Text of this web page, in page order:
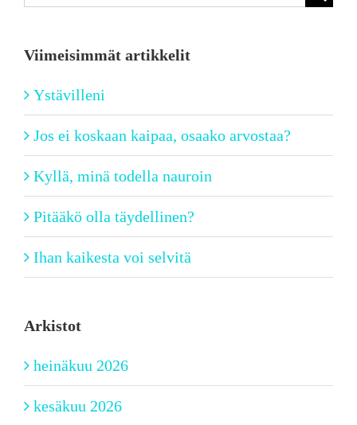
Viimeisimmät artikkelit
Ystävilleni
Jos ei koskaan kaipaa, osaako arvostaa?
Kyllä, minä todella nauroin
Pitääkö olla täydellinen?
Ihan kaikesta voi selvitä
Arkistot
heinäkuu 2026
kesäkuu 2026